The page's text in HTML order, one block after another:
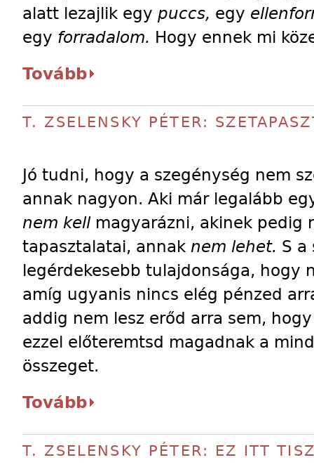
alatt lezajlik egy puccs, egy
egy forradalom. Hogy ennek mi
Tovább
T. ZSELENSKY PÉTER:
Jó tudni, hogy a szegénység nem
annak nagyon. Aki már legalább
nem kell magyarázni, akinek pedig
tapasztalatai, annak nem lehet. S a
legérdekesebb tulajdonsága, hogy
amíg ugyanis nincs elég pénzed
addig nem lesz erőd arra sem,
ezzel előteremtsd magadnak a
összeget.
Tovább
T. ZSELENSKY PÉTER: EZ ITT